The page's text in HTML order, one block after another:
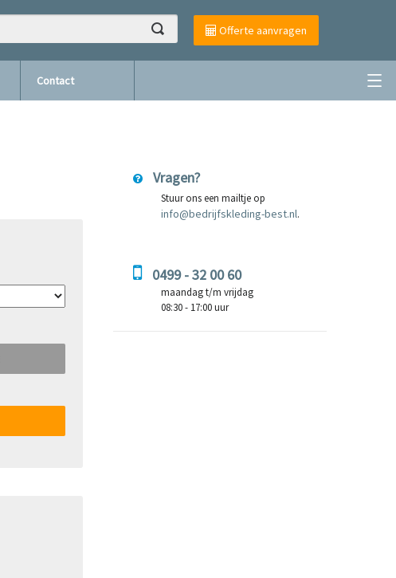
Offerte aanvragen
Contact
Vragen?
Stuur ons een mailtje op
info@bedrijfskleding-best.nl.
0499 - 32 00 60
maandag t/m vrijdag
08:30 - 17:00 uur